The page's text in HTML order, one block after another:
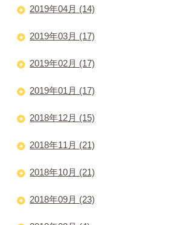
2019年04月 (14)
2019年03月 (17)
2019年02月 (17)
2019年01月 (17)
2018年12月 (15)
2018年11月 (21)
2018年10月 (21)
2018年09月 (23)